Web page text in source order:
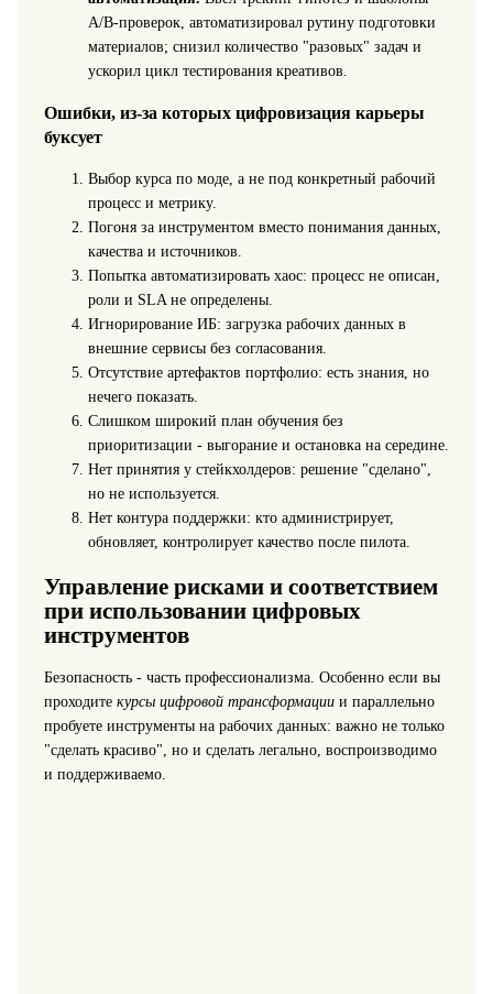
A/B-проверок, автоматизировал рутину подготовки
материалов; снизил количество "разовых" задач и
ускорил цикл тестирования креативов.
Ошибки, из-за которых цифровизация карьеры
буксует
Выбор курса по моде, а не под конкретный рабочий
процесс и метрику.
Погоня за инструментом вместо понимания данных,
качества и источников.
Попытка автоматизировать хаос: процесс не описан,
роли и SLA не определены.
Игнорирование ИБ: загрузка рабочих данных в
внешние сервисы без согласования.
Отсутствие артефактов портфолио: есть знания, но
нечего показать.
Слишком широкий план обучения без
приоритизации - выгорание и остановка на середине.
Нет принятия у стейкхолдеров: решение "сделано",
но не используется.
Нет контура поддержки: кто администрирует,
обновляет, контролирует качество после пилота.
Управление рисками и соответствием
при использовании цифровых
инструментов
Безопасность - часть профессионализма. Особенно если вы
проходите курсы цифровой трансформациии параллельно
пробуете инструменты на рабочих данных: важно не только
"сделать красиво", но и сделать легально, воспроизводимо
и поддерживаемо.